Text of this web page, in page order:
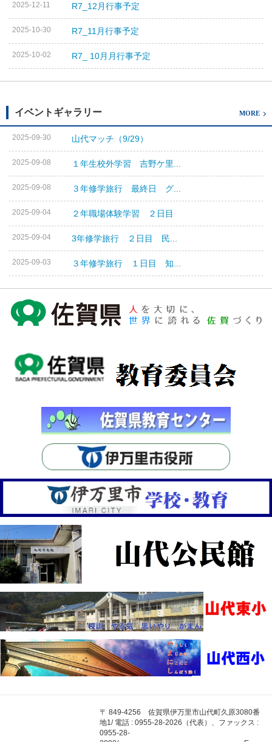
2025-12-11 R7_12月行事予定
2025-10-30 R7_11月行事予定
2025-10-02 R7_ 10月月行事予定
イベントギャラリー MORE
2025-09-30 山代マッチ（9/29）
2025-09-08 １年生校外学習 吉野ケ里...
2025-09-08 ３年修学旅行 最終日 グ...
2025-09-04 ２年職場体験学習 ２日目
2025-09-04 3年修学旅行 ２日目 民...
2025-09-03 ３年修学旅行 １日目 知...
〒 849-4256 佐賀県伊万里市山代町久原3080番
地1/ 電話 : 0955-28-2026（代表）、ファックス :
0955-28-